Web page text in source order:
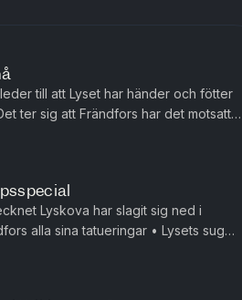
till att Lyset har händer och fötter
ter sig att Frändfors har det motsatta.
Lyskova har slagit sig ned i
av s...